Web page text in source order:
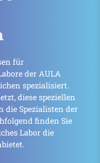
für
der AULA
spezialisiert.
diese speziellen
die Spezialisten der
finden Sie
Labor die